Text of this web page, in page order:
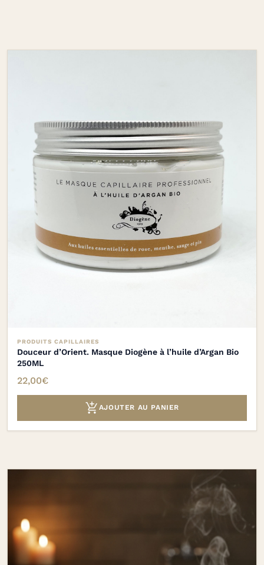
PRODUITS CAPILLAIRES
Douceur d’Orient. Masque Diogène à l’huile d’Argan Bio
250ML
22,00€
 AJOUTER AU PANIER